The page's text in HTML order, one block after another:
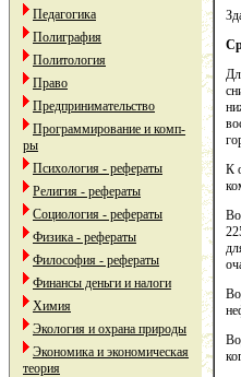
Педагогика
Полиграфия
Политология
Право
Предпринимательство
Программирование и комп-
ры
Психология - рефераты
Религия - рефераты
Социология - рефераты
Физика - рефераты
Философия - рефераты
Финансы деньги и налоги
Химия
Экология и охрана природы
Экономика и экономическая
теория
К